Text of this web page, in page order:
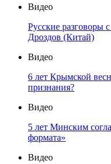
Видео
Русские разговоры
Дроздов (Китай)
Видео
6 лет Крымской
признания?
Видео
5 лет Минским
формата»
Видео